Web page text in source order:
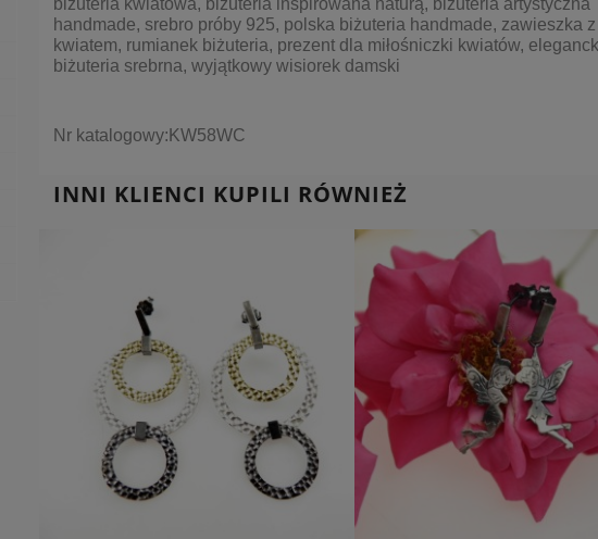
biżuteria kwiatowa, biżuteria inspirowana naturą, biżuteria artystyczna
handmade, srebro próby 925, polska biżuteria handmade, zawieszka z
kwiatem, rumianek biżuteria, prezent dla miłośniczki kwiatów,
biżuteria srebrna, wyjątkowy wisiorek damski
Nr katalogowy:KW58WC
INNI KLIENCI KUPILI RÓWNIEŻ